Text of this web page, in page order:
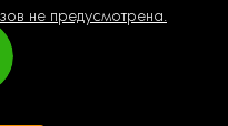
не предусмотрена.